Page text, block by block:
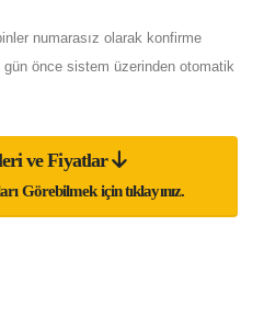
numarasız olarak konfirme
gün önce sistem üzerinden otomatik
ve Fiyatlar
Görebilmek için tıklayınız.